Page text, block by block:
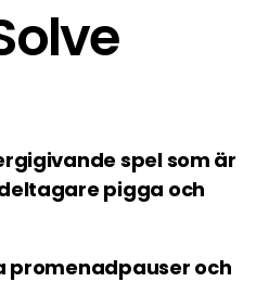
spel som är
pigga och
promenadpauser och